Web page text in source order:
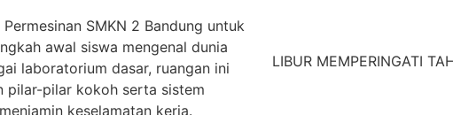
SMKN 2 Bandung untuk
awal siswa mengenal dunia
laboratorium dasar, ruangan ini
pilar-pilar kokoh serta sistem
keselamatan kerja.
LIBUR MEMPERINGATI